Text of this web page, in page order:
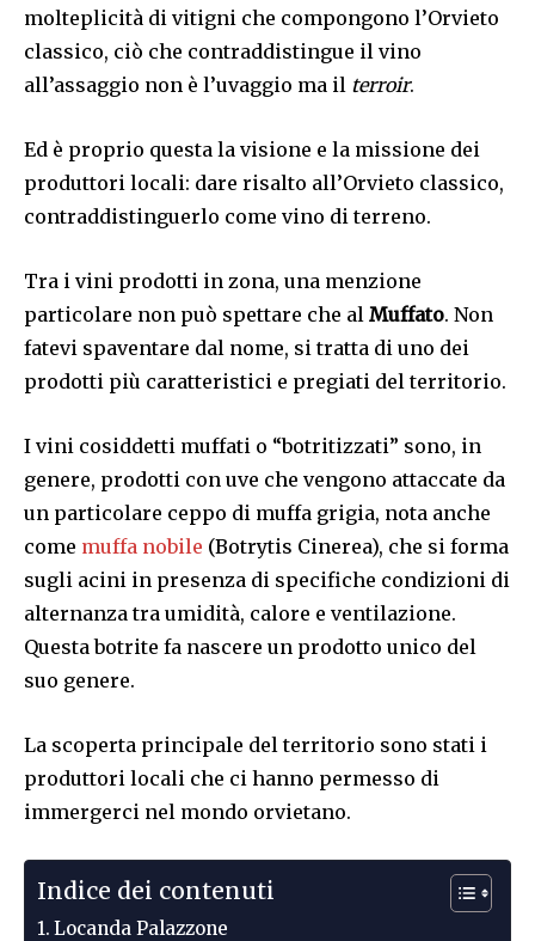
molteplicità di vitigni che compongono l’Orvieto
classico, ciò che contraddistingue il vino
all’assaggio non è l’uvaggio ma il terroir.
Ed è proprio questa la visione e la missione dei
produttori locali: dare risalto all’Orvieto classico,
contraddistinguerlo come vino di terreno.
Tra i vini prodotti in zona, una menzione
particolare non può spettare che al Muffato. Non
fatevi spaventare dal nome, si tratta di uno dei
prodotti più caratteristici e pregiati del territorio.
I vini cosiddetti muffati o “botritizzati” sono, in
genere, prodotti con uve che vengono attaccate da
un particolare ceppo di muffa grigia, nota anche
come muffa nobile (Botrytis Cinerea), che si forma
sugli acini in presenza di specifiche condizioni di
alternanza tra umidità, calore e ventilazione.
Questa botrite fa nascere un prodotto unico del
suo genere.
La scoperta principale del territorio sono stati i
produttori locali che ci hanno permesso di
immergerci nel mondo orvietano.
Indice dei contenuti
Locanda Palazzone